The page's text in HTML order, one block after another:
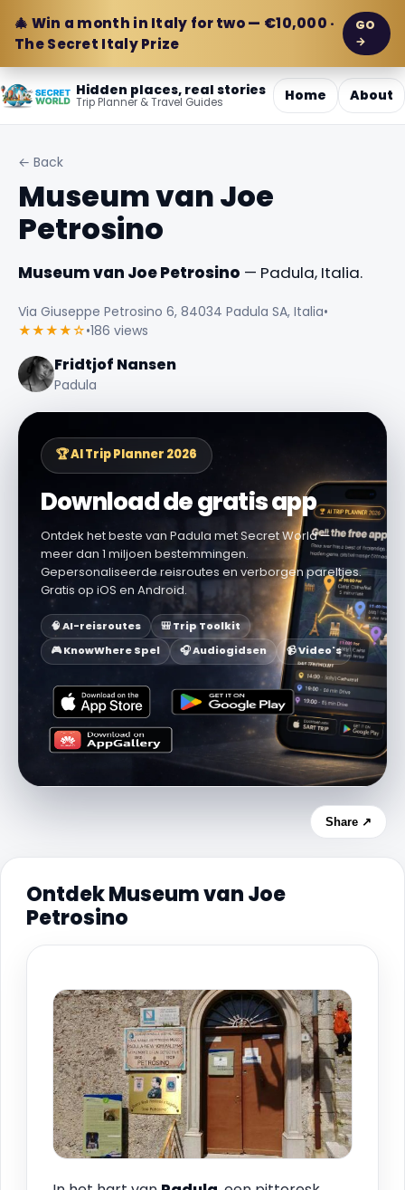
🎄 Win a month in Italy for two — €10,000 ·
The Secret Italy Prize
GO
→
Hidden places, real stories
Trip Planner & Travel Guides Home About
← Back
Museum van Joe
Petrosino
Museum van Joe Petrosino — Padula, Italia.
Via Giuseppe Petrosino 6, 84034 Padula SA, Italia•
★★★★☆•186 views
Fridtjof Nansen
Padula
🏆 AI Trip Planner 2026
Download de gratis app
Ontdek het beste van Padula met Secret World —
meer dan 1 miljoen bestemmingen.
Gepersonaliseerde reisroutes en verborgen pareltjes.
Gratis op iOS en Android.
🧠 AI-reisroutes
🎒 Trip Toolkit
🎮 KnowWhere Spel
🎧 Audiogidsen 📹 Video's
Share ↗
Ontdek Museum van Joe
Petrosino